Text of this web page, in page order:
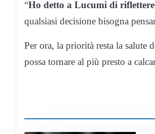
“Ho detto a Lucumi di
qualsiasi decisione bisogna
Per ora, la priorità resta la salute
possa tornare al più presto a